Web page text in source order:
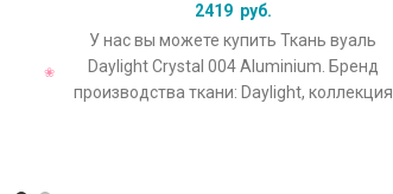
2419 руб.
У нас вы можете купить Ткань вуаль
Daylight Crystal 004 Aluminium. Бренд
производства ткани: Daylight, коллекция